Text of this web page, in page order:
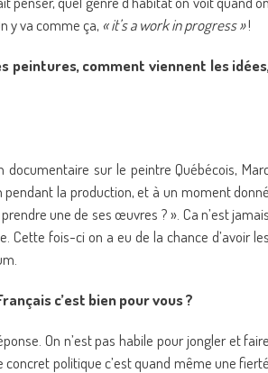
y va comme ça, « it’s a work in progress »!
peintures, comment viennent les idées,
sur le peintre Québécois,
pendant la production, et à un moment donné
une de ses œuvres ? ». Ca n’est jamais
Cette fois-ci on a eu de la chance d’avoir les
c’est bien pour vous ?
On n’est pas habile pour jongler et faire
politique c’est quand même une fierté